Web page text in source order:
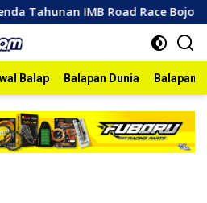
IMB Road Race Bojonegoro
Balap Balapan Dunia Balapan